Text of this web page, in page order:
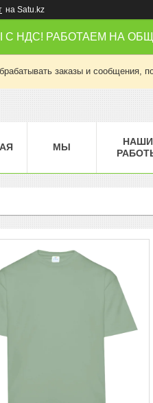
на Satu.kz
С НДС! РАБОТАЕМ НА
заказы и сообщения,
МЫ
НАШИ